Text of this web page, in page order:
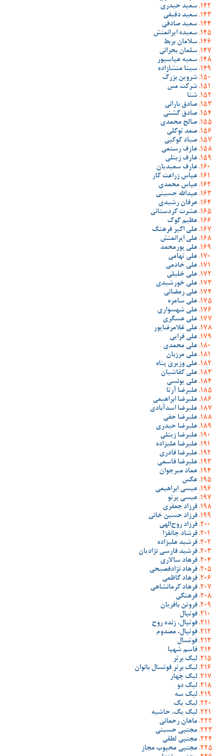
سعید حیدری
سعید دقیقی
سعید صادقی
سعیده ایرانمنش
سلامان بربط
سلمان بحرانی
سمیه عباسپور
سینا منشازاده
شروین بزرگ
شرکت مس
شنا
صادق بارانی
صادق گشنی
صالح محمدی
صمد توکلی
صیاد کوکبی
عارف رستمی
عارف زینلی
عارف سعیدیان
عباس زراعت کار
عباس محمدی
عبدالله حسینی
عرفان رشیدی
عشرت کردستانی
عظیم گوک
علی اکبر فرهنگ
علی ایرانمنش
علی پورمحمد
علی تهامی
علی خادمی
علی خلیلی
علی خورشیدی
علی رمضانی
علی سامره
علی شهسواری
علی عسگری
علی غلامرضاپور
علی قرایی
علی محمدی
علی مرزبان
علی وزیری پناه
علی کفاشیان
علی یونسی
علیرضا آرتا
علیرضا ابراهیمی
علیرضا اسدآبادی
علیرضا حقی
علیرضا حیدری
علیرضا زینلی
علیرضا علیزاده
علیرضا قادری
علیرضا قاسمی
عماد میرجوان
عکس
عیسی ابراهیمی
عیسی پرتو
فرزاد جعفری
فرزاد حسین خانی
فرزاد روح‌الهی
فرشاد جانفزا
فرشید علیزاده
فرشید فارسی نژادیان
فرهاد سالاری
فرهاد نژادفصیحی
فرهاد کاظمی
فرهاد کرمانشاهی
فرهنگی
فروتن باقریان
فوتبال
فوتبال، زنده روح
فوتبال، مصدوم
فوتسال
قاسم شهبا
لیگ برتر
لیگ برتر فوتسال بانوان
لیگ چهار
لیگ دو
لیگ سه
لیگ یک
لیگ یک، حاشیه
ماهان رحمانی
مجتبی حسینی
مجتبی لطفی
مجتبی محبوب مجاز